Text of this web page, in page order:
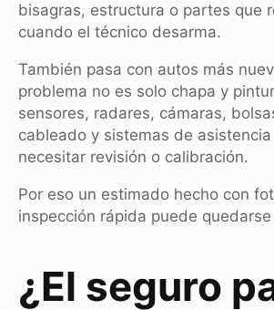
bisagras, estructura o partes que
cuando el técnico desarma.
También pasa con autos más
problema no es solo chapa y
sensores, radares, cámaras,
cableado y sistemas de
necesitar revisión o calibración.
Por eso un estimado hecho con
inspección rápida puede
¿El seguro